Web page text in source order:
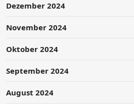
Dezember 2024
November 2024
Oktober 2024
September 2024
August 2024